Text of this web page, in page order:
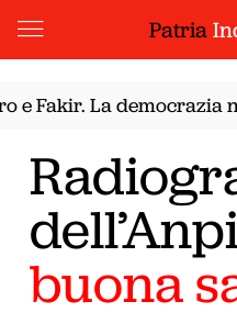
Patria
La democrazia non
buona